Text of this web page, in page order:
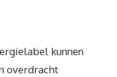
kunnen
overdracht